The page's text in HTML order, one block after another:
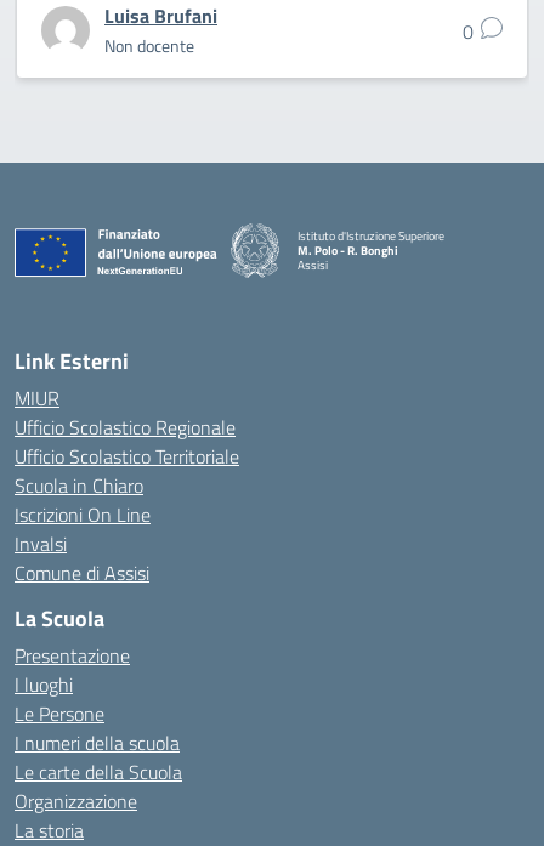
Luisa Brufani
Non docente 0
Istituto d'Istruzione Superiore
M. Polo - R. Bonghi
Assisi
Link Esterni
MIUR
Ufficio Scolastico Regionale
Ufficio Scolastico Territoriale
Scuola in Chiaro
Iscrizioni On Line
Invalsi
Comune di Assisi
La Scuola
Presentazione
I luoghi
Le Persone
I numeri della scuola
Le carte della Scuola
Organizzazione
La storia